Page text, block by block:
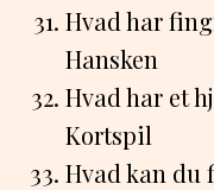
Hvad har
Hansken
Hvad har et
Kortspil
Hvad kan du